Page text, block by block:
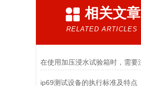
相关文章
RELATED ARTICLES
ip69测试设备的执行标准及特点